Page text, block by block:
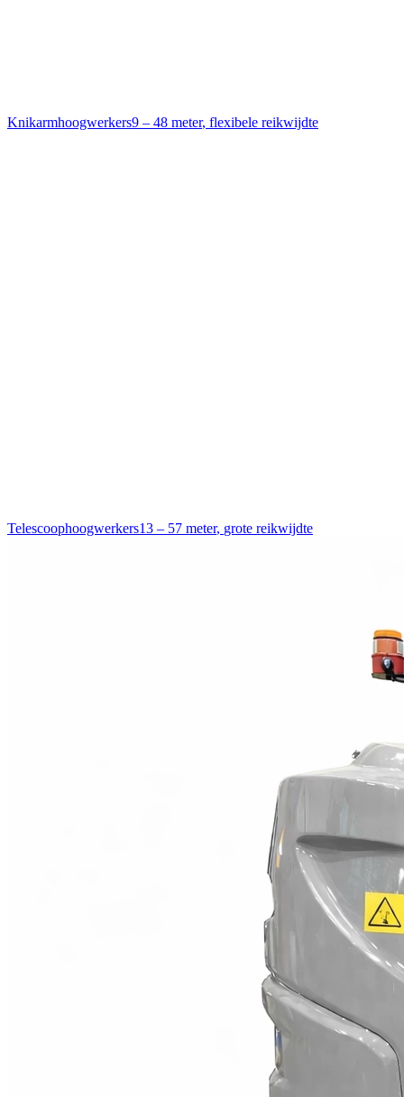
Knikarmhoogwerkers9 – 48 meter, flexibele reikwijdte
Telescoophoogwerkers13 – 57 meter, grote reikwijdte